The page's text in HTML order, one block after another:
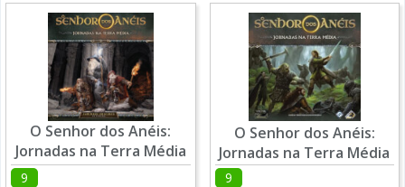
O Senhor dos Anéis:
Jornadas na Terra Média
- Caminhos Obscuros
9
O Senhor dos Anéis:
Jornadas na Terra Média
9